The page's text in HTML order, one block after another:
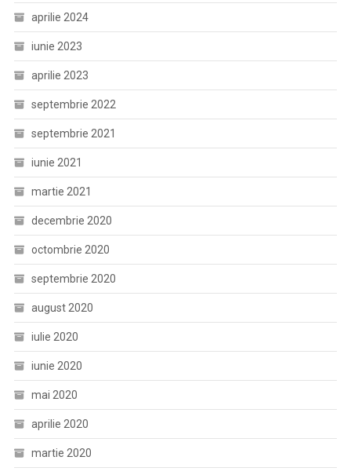
aprilie 2024
iunie 2023
aprilie 2023
septembrie 2022
septembrie 2021
iunie 2021
martie 2021
decembrie 2020
octombrie 2020
septembrie 2020
august 2020
iulie 2020
iunie 2020
mai 2020
aprilie 2020
martie 2020